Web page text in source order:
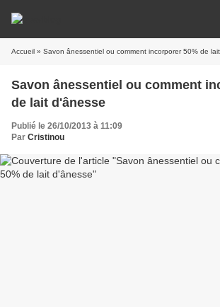
Accueil » Savon ânessentiel ou comment incorporer 50% de
Savon ânessentiel ou comment
de lait d'ânesse
Publié le 26/10/2013 à 11:09
Par Cristinou